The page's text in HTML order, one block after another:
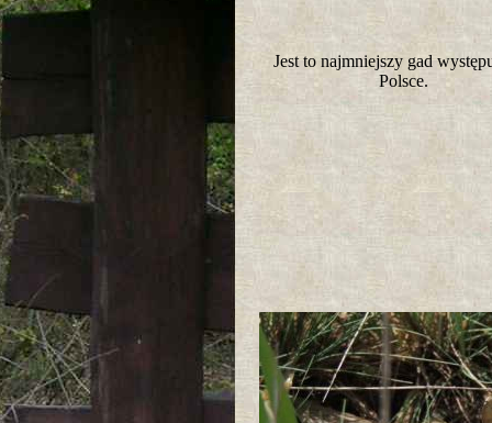
Jest to najmniejszy gad
Polsce.